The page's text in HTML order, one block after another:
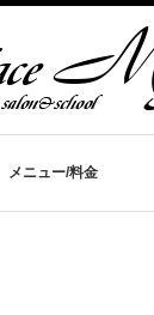
メニュー/料金